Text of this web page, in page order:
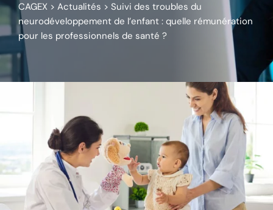
CAGEX > Actualités > Suivi des troubles du
neurodéveloppement de l’enfant : quelle rémunération
pour les professionnels de santé ?